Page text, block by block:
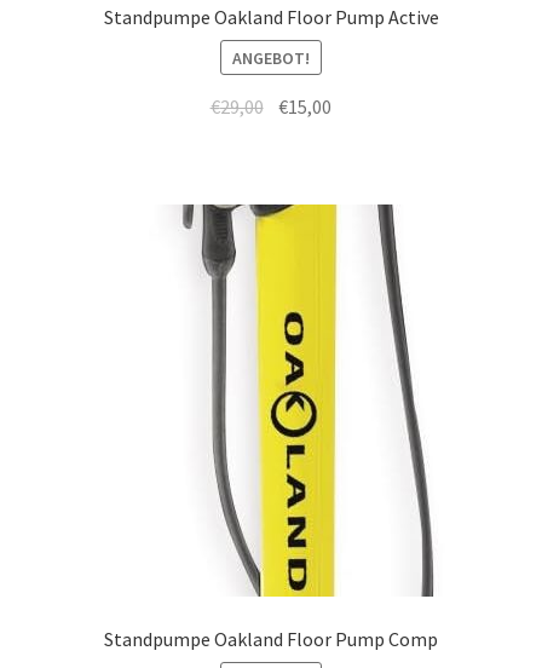
Standpumpe Oakland Floor Pump Active
ANGEBOT!
€29,00 €15,00
Standpumpe Oakland Floor Pump Comp